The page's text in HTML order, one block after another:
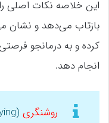
این خلاصه نکات اصلی
بازتاب می‌دهد و نشان
کرده و به درمانجو
انجام دهد.
روشنگری (Clarifying)